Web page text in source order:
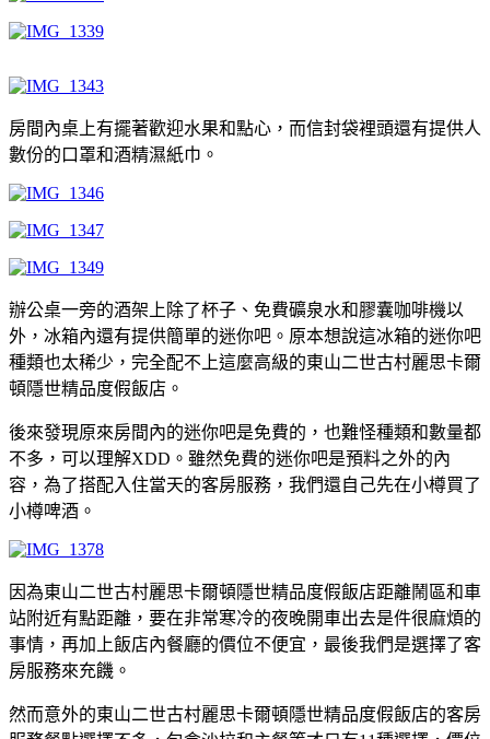
房間內桌上有擺著歡迎水果和點心，而信封袋裡頭還有提供人
數份的口罩和酒精濕紙巾。
辦公桌一旁的酒架上除了杯子、免費礦泉水和膠囊咖啡機以
外，冰箱內還有提供簡單的迷你吧。原本想說這冰箱的迷你吧
種類也太稀少，完全配不上這麼高級的東山二世古村麗思卡爾
頓隱世精品度假飯店。
後來發現原來房間內的迷你吧是免費的，也難怪種類和數量都
不多，可以理解XDD。雖然免費的迷你吧是預料之外的內
容，為了搭配入住當天的客房服務，我們還自己先在小樽買了
小樽啤酒。
因為東山二世古村麗思卡爾頓隱世精品度假飯店距離鬧區和車
站附近有點距離，要在非常寒冷的夜晚開車出去是件很麻煩的
事情，再加上飯店內餐廳的價位不便宜，最後我們是選擇了客
房服務來充饑。
然而意外的東山二世古村麗思卡爾頓隱世精品度假飯店的客房